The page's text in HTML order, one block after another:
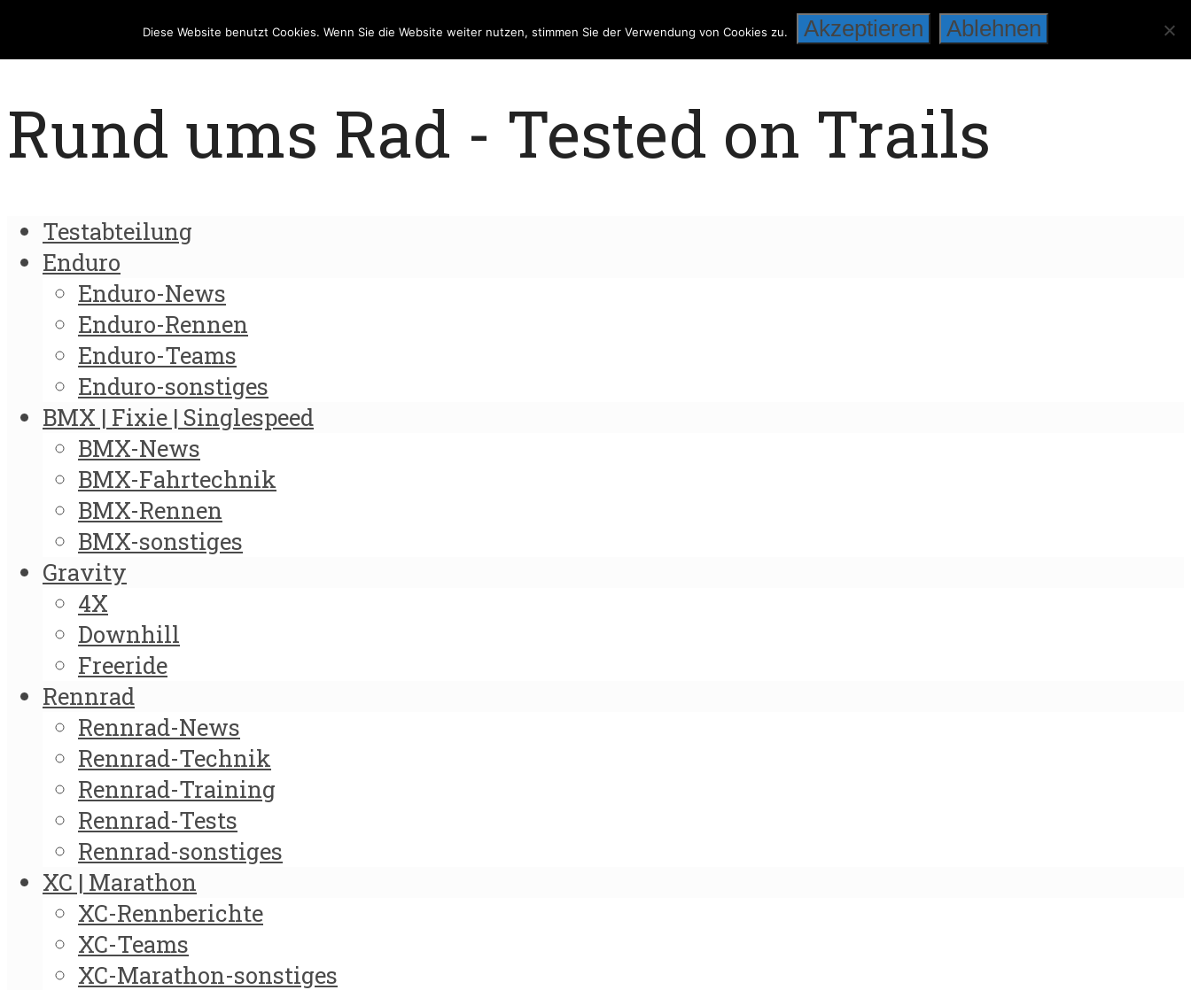
Rund ums Rad - Tested on Trails
Testabteilung
Enduro
Enduro-News
Enduro-Rennen
Enduro-Teams
Enduro-sonstiges
BMX | Fixie | Singlespeed
BMX-News
BMX-Fahrtechnik
BMX-Rennen
BMX-sonstiges
Gravity
4X
Downhill
Freeride
Rennrad
Rennrad-News
Rennrad-Technik
Rennrad-Training
Rennrad-Tests
Rennrad-sonstiges
XC | Marathon
XC-Rennberichte
XC-Teams
XC-Marathon-sonstiges
Diese Website benutzt Cookies. Wenn Sie die Website weiter nutzen, stimmen Sie der Verwendung von Cookies zu. Akzeptieren Ablehnen